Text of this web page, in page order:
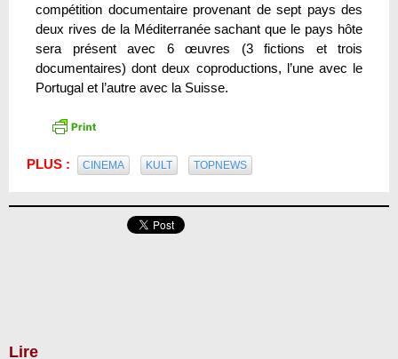
compétition documentaire provenant de sept pays des
deux rives de la Méditerranée sachant que le pays hôte
sera présent avec 6 œuvres (3 fictions et trois
documentaires) dont deux coproductions, l’une avec le
Portugal et l’autre avec la Suisse.
PLUS : CINEMA KULT TOPNEWS
Lire